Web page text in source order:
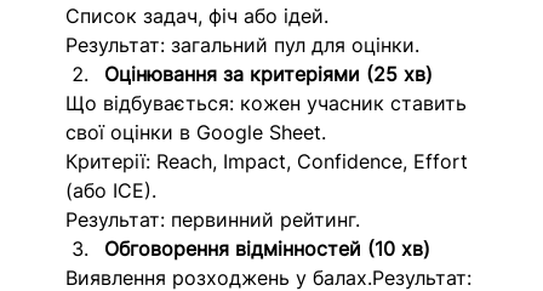
Список задач, фіч або ідей.
Результат: загальний пул для оцінки.
Оцінювання за критеріями (25 хв)
Що відбувається: кожен учасник ставить
свої оцінки в Google Sheet.
Критерії: Reach, Impact, Confidence, Effort
(або ICE).
Результат: первинний рейтинг.
Обговорення відмінностей (10 хв)
Виявлення розходжень у балах.Результат: